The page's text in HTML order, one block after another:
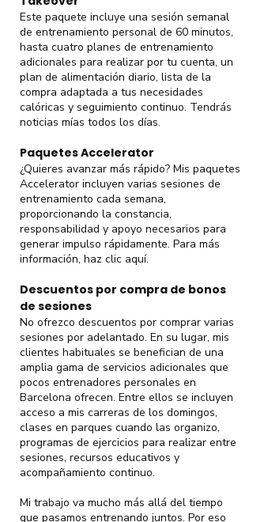
Este paquete incluye una sesión semanal
de entrenamiento personal de 60 minutos,
hasta cuatro planes de entrenamiento
adicionales para realizar por tu cuenta, un
plan de alimentación diario, lista de la
compra adaptada a tus necesidades
calóricas y seguimiento continuo. Tendrás
noticias mías todos los días.
Paquetes Accelerator
¿Quieres avanzar más rápido? Mis paquetes
Accelerator incluyen varias sesiones de
entrenamiento cada semana,
proporcionando la constancia,
responsabilidad y apoyo necesarios para
generar impulso rápidamente. Para más
información, haz clic aquí.
Descuentos por compra de bonos
de sesiones
No ofrezco descuentos por comprar varias
sesiones por adelantado. En su lugar, mis
clientes habituales se benefician de una
amplia gama de servicios adicionales que
pocos entrenadores personales en
Barcelona ofrecen. Entre ellos se incluyen
acceso a mis carreras de los domingos,
clases en parques cuando las organizo,
programas de ejercicios para realizar entre
sesiones, recursos educativos y
acompañamiento continuo.
Mi trabajo va mucho más allá del tiempo
que pasamos entrenando juntos. Por eso